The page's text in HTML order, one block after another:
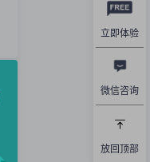
立即体验
微信咨询
放回顶部